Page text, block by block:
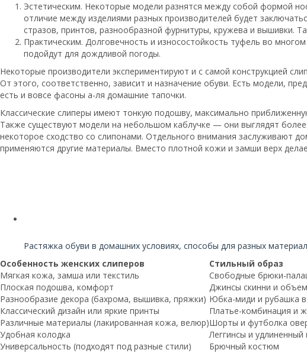
Эстетическим. Некоторые модели разнятся между собой формой
отличие между изделиями разных производителей будет
стразов, принтов, разнообразной фурнитуры, кружева и вышивки.
Практическим. Долговечность и износостойкость туфель во
подойдут для дождливой погоды.
Некоторые производители экспериментируют и с самой конструкцией
От этого, соответственно, зависит и назначение обуви. Есть модели,
есть и вовсе фасоны а-ля домашние тапочки.
Классические слиперы имеют тонкую подошву, максимально
Также существуют модели на небольшом каблучке — они выглядят
некоторое сходство со слипонами. Отдельного внимания заслуживают
применяются другие материалы. Вместо плотной кожи и замши верх
Растяжка обуви в домашних условиях, способы для разных
Особенность женских слиперов
Стильный образ
Мягкая кожа, замша или текстиль
Свободные брюки-
Плоская подошва, комфорт
Джинсы скинни и
Разнообразие декора (бахрома, вышивка, пряжки) Юбка-миди и рубашка
Классический дизайн или яркие принты
Платье-комбинация и
Различные материалы (лакированная кожа, велюр)Шорты и футболка
Удобная колодка
Леггинсы и удлиненный
Универсальность (подходят под разные стили)
Брючный костюм